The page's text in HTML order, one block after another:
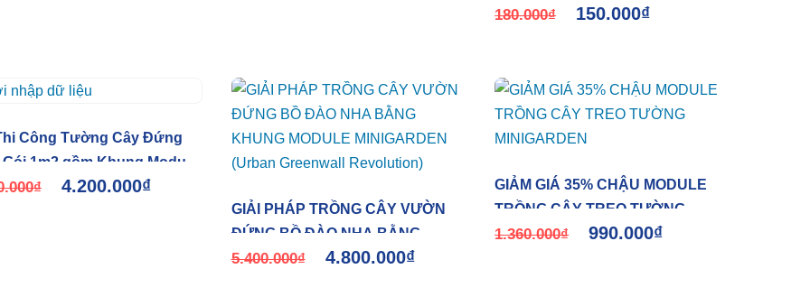
TRONG NHÀ BỒ ĐÀO NHA SAU
180.000₫ 150.000₫
Công Tường Cây Đứng
1m2 gồm Khung Module
+ Tưới Nhỏ giọt + Cây
₫ 4.200.000₫
GIẢI PHÁP TRỒNG CÂY VƯỜN
ĐỨNG BỒ ĐÀO NHA BẰNG
KHUNG MODULE MINIGARDEN
5.400.000₫ 4.800.000₫
GIẢM GIÁ 35% CHẬU MODULE
TRỒNG CÂY TREO TƯỜNG
MINIGARDEN
1.360.000₫ 990.000₫